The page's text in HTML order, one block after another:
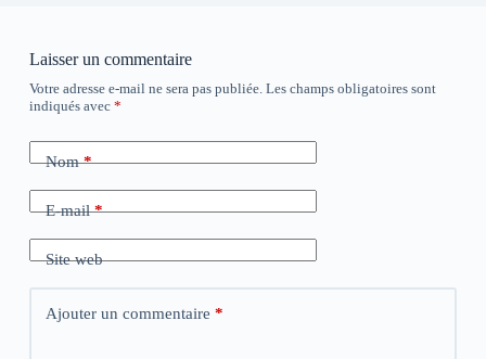
Laisser un commentaire
Votre adresse e-mail ne sera pas publiée. Les champs obligatoires sont
indiqués avec *
Nom*
E-mail*
Site web
Ajouter un commentaire *